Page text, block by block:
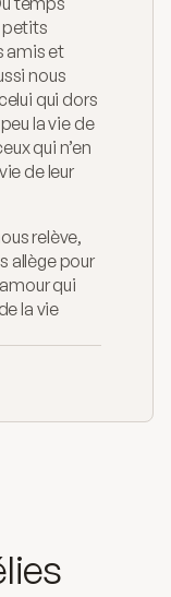
petits
amis et
nous
qui dors
la vie de
qui n’en
de leur
relève,
allège pour
qui
la vie